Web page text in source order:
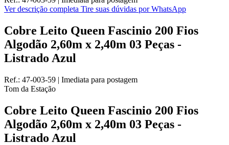
Ver descrição completa Tire suas dúvidas por WhatsApp
Cobre Leito Queen Fascinio 200 Fios
Algodão 2,60m x 2,40m 03 Peças -
Listrado Azul
Ref.: 47-003-59 | Imediata para postagem
Tom da Estação
Cobre Leito Queen Fascinio 200 Fios
Algodão 2,60m x 2,40m 03 Peças -
Listrado Azul